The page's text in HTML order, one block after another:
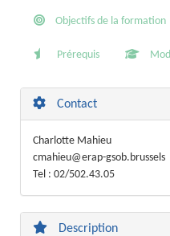
Objectifs de la formation
Prérequis
Contact
Charlotte Mahieu
cmahieu@erap-gsob.brussels
Tel : 02/502.43.05
Description